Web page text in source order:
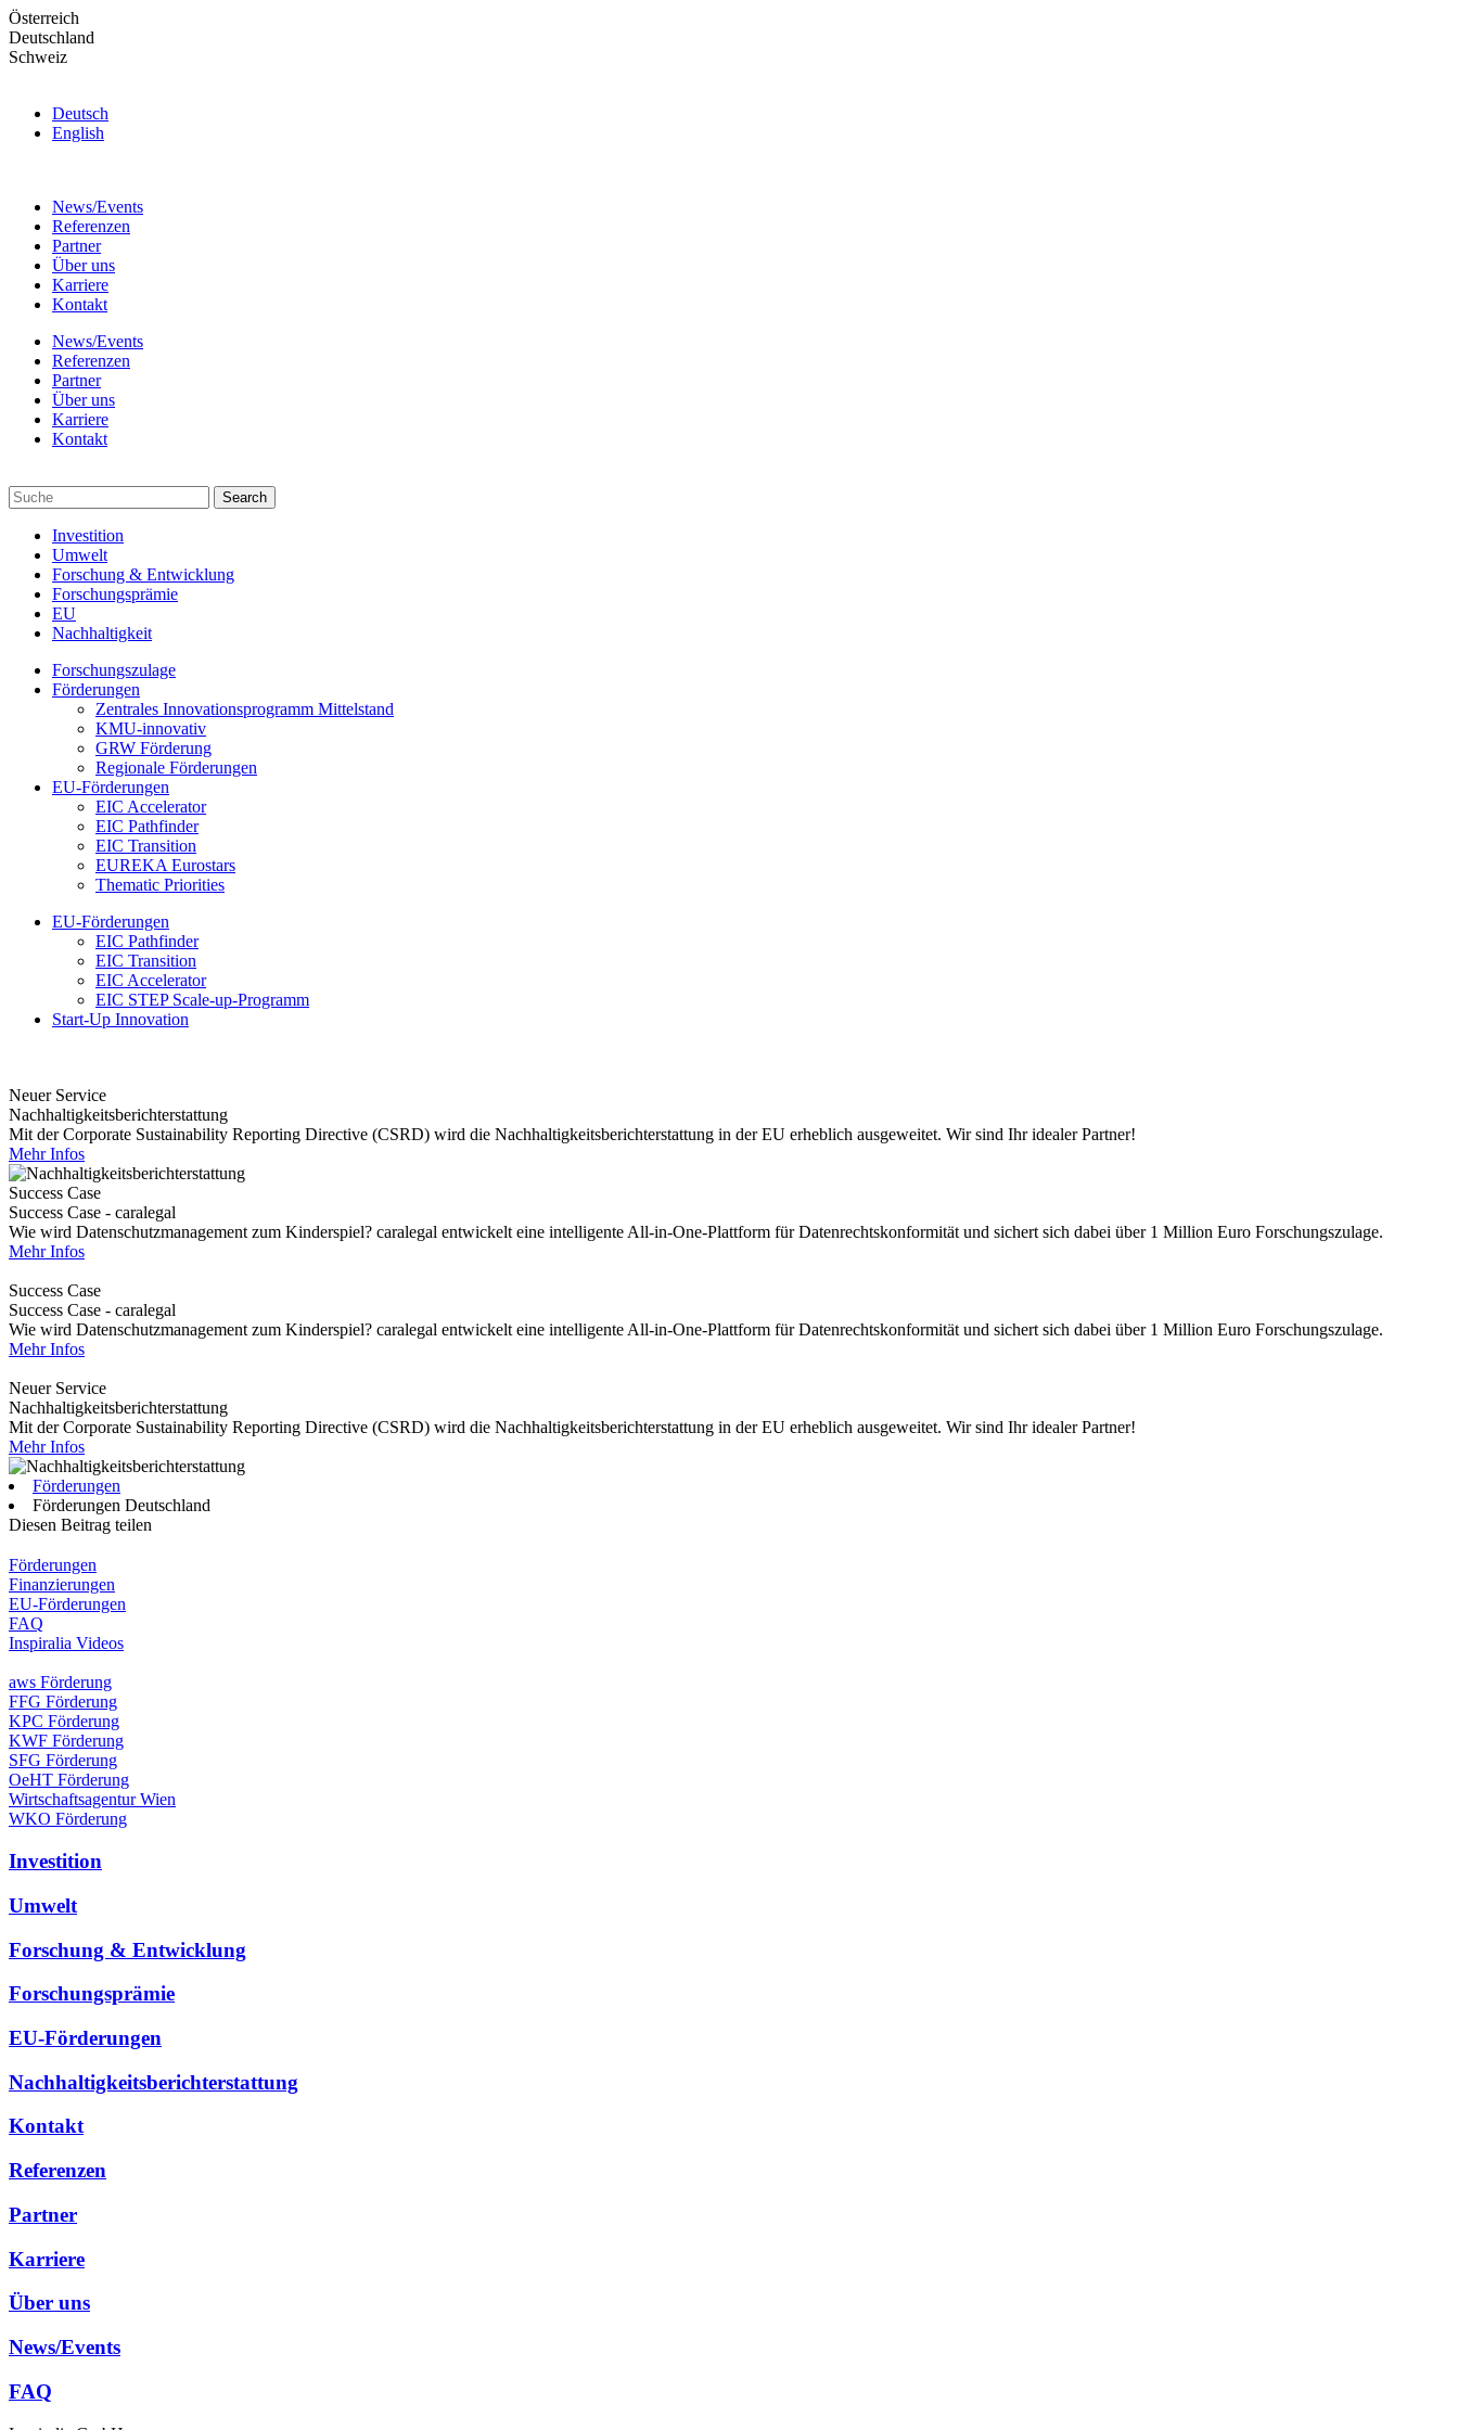
Skip
to
the
Österreich
Deutschland
Schweiz
Deutsch
English
News/Events
Referenzen
Partner
Über uns
Karriere
Kontakt
News/Events
Referenzen
Partner
Über uns
Karriere
Kontakt
Investition
Umwelt
Forschung & Entwicklung
Forschungsprämie
EU
Nachhaltigkeit
Forschungszulage
Förderungen
Zentrales Innovationsprogramm Mittelstand
KMU-innovativ
GRW Förderung
Regionale Förderungen
EU-Förderungen
EIC Accelerator
EIC Pathfinder
EIC Transition
EUREKA Eurostars
Thematic Priorities
EU-Förderungen
EIC Pathfinder
EIC Transition
EIC Accelerator
EIC STEP Scale-up-Programm
Start-Up Innovation
Neuer Service
Nachhaltigkeitsberichterstattung
Mit der Corporate Sustainability Reporting Directive (CSRD) wird die Nachhaltigkeitsberichterstattung in der EU erheblich ausgeweitet. Wir sind Ihr idealer Partner!
Mehr Infos
Success Case
Success Case - caralegal
Wie wird Datenschutzmanagement zum Kinderspiel? caralegal entwickelt eine intelligente All-in-One-Plattform für Datenrechtskonformität und sichert sich dabei über 1 Million Euro Forschungszulage.
Mehr Infos
Success Case
Success Case - caralegal
Wie wird Datenschutzmanagement zum Kinderspiel? caralegal entwickelt eine intelligente All-in-One-Plattform für Datenrechtskonformität und sichert sich dabei über 1 Million Euro Forschungszulage.
Mehr Infos
Neuer Service
Nachhaltigkeitsberichterstattung
Mit der Corporate Sustainability Reporting Directive (CSRD) wird die Nachhaltigkeitsberichterstattung in der EU erheblich ausgeweitet. Wir sind Ihr idealer Partner!
Mehr Infos
Förderungen
Förderungen Deutschland
Diesen Beitrag teilen
Förderungen
Finanzierungen
EU-Förderungen
FAQ
Inspiralia Videos
aws Förderung
FFG Förderung
KPC Förderung
KWF Förderung
SFG Förderung
OeHT Förderung
Wirtschaftsagentur Wien
WKO Förderung
Investition
Umwelt
Forschung & Entwicklung
Forschungsprämie
EU-Förderungen
Nachhaltigkeitsberichterstattung
Kontakt
Referenzen
Partner
Karriere
Über uns
News/Events
FAQ